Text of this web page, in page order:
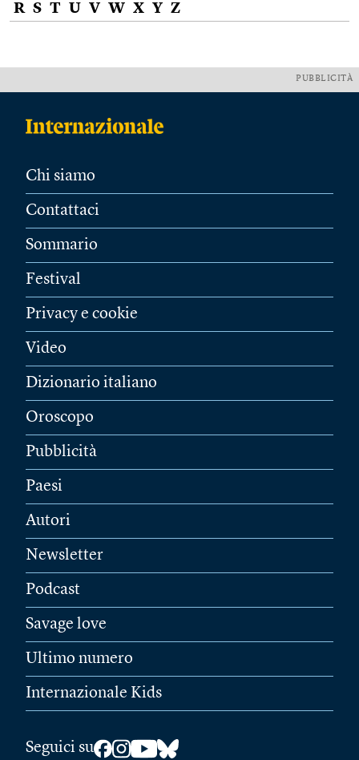
R S T U V W X Y Z
PUBBLICITÀ
Chi siamo
Contattaci
Sommario
Festival
Privacy e cookie
Video
Dizionario italiano
Oroscopo
Pubblicità
Paesi
Autori
Newsletter
Podcast
Savage love
Ultimo numero
Internazionale Kids
Seguici su